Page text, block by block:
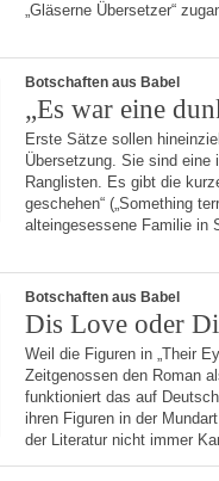
„Gläserne Übersetzer“
Botschaften aus Babel
„Es war eine
Erste Sätze sollen
Übersetzung. Sie sind
Ranglisten. Es gibt die
geschehen“ („Something
alteingesessene Familie in
Botschaften aus Babel
Dis Love oder
Weil die Figuren in „Their
Zeitgenossen den Roman
funktioniert das auf
ihren Figuren in der
der Literatur nicht immer